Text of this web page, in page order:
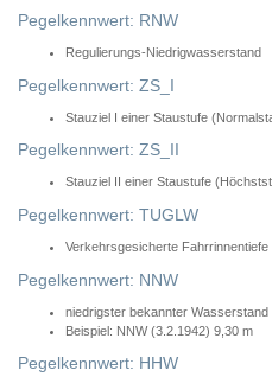
Pegelkennwert: RNW
Regulierungs-Niedrigwasserstand
Pegelkennwert: ZS_I
Stauziel I einer Staustufe
Pegelkennwert: ZS_II
Stauziel II einer Staustufe
Pegelkennwert: TUGLW
Verkehrsgesicherte
Pegelkennwert: NNW
niedrigster bekannter Wasserstand
Beispiel: NNW (3.2.1942) 9,30 m
Pegelkennwert: HHW